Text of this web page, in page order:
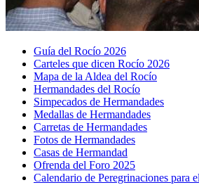
Guía del Rocío 2026
Carteles que dicen Rocío 2026
Mapa de la Aldea del Rocío
Hermandades del Rocío
Simpecados de Hermandades
Medallas de Hermandades
Carretas de Hermandades
Fotos de Hermandades
Casas de Hermandad
Ofrenda del Foro 2025
Calendario de Peregrinaciones para